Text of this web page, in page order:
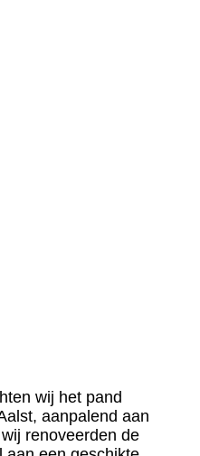
wij het pand
aanpalend aan
renoveerden de